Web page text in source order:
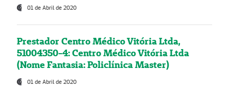
01 de Abril de 2020
Prestador Centro Médico Vitória Ltda,
51004350-4: Centro Médico Vitória Ltda
(Nome Fantasia: Policlínica Master)
01 de Abril de 2020